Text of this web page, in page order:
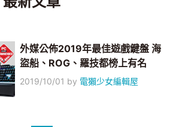
外媒公佈2019年最佳遊戲鍵盤 海
盜船、ROG、羅技都榜上有名
2019/10/01 by 電獺少女編輯屋